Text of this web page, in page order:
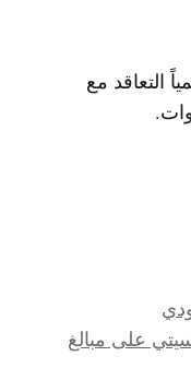
التعاقد مع
على مبالغ